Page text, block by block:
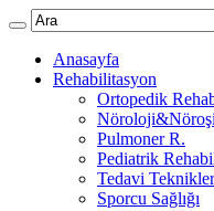
Anasayfa
Rehabilitasyon
Ortopedik
Pulmoner R.
Pediatrik
Tedavi
Sporcu Sağlığı